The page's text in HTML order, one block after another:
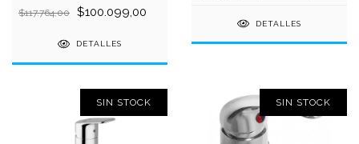
$117.764,00 $100.099,00
DETALLES
DETALLES
SIN STOCK SIN STOCK